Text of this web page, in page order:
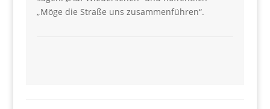
„Möge die Straße uns zusammenführen“.